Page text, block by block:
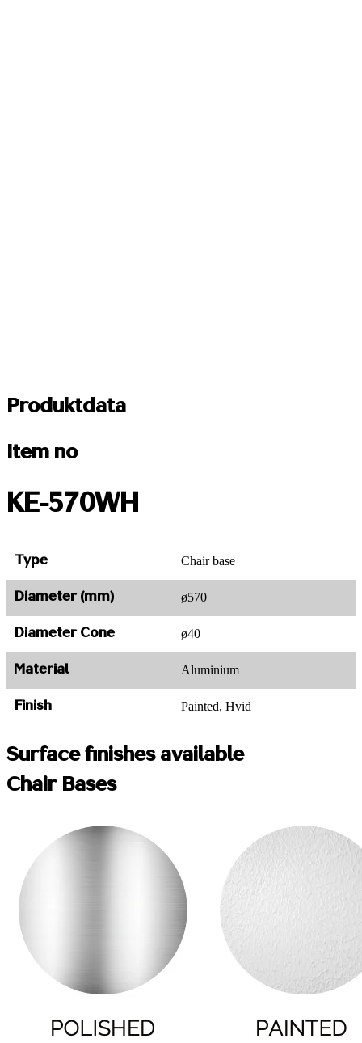
Produktdata
Item no
KE-570WH
Type Chair base
Diameter (mm) ø570
Diameter Cone ø40
Material Aluminium
Finish Painted, Hvid
Surface finishes available
Chair Bases